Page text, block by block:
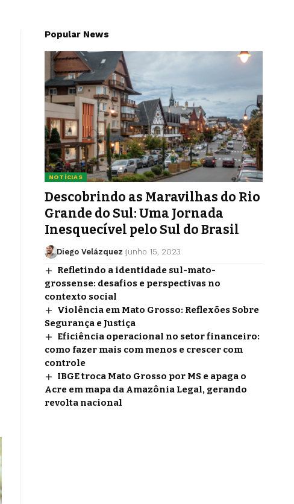
Popular News
NOTÍCIAS
Descobrindo as Maravilhas do Rio
Grande do Sul: Uma Jornada
Inesquecível pelo Sul do Brasil
Diego Velázquez junho 15, 2023
Refletindo a identidade sul-mato-
grossense: desafios e perspectivas no
contexto social
Violência em Mato Grosso: Reflexões Sobre
Segurança e Justiça
Eficiência operacional no setor financeiro:
como fazer mais com menos e crescer com
controle
IBGE troca Mato Grosso por MS e apaga o
Acre em mapa da Amazônia Legal, gerando
revolta nacional